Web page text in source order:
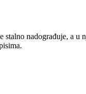
nadograđuje,